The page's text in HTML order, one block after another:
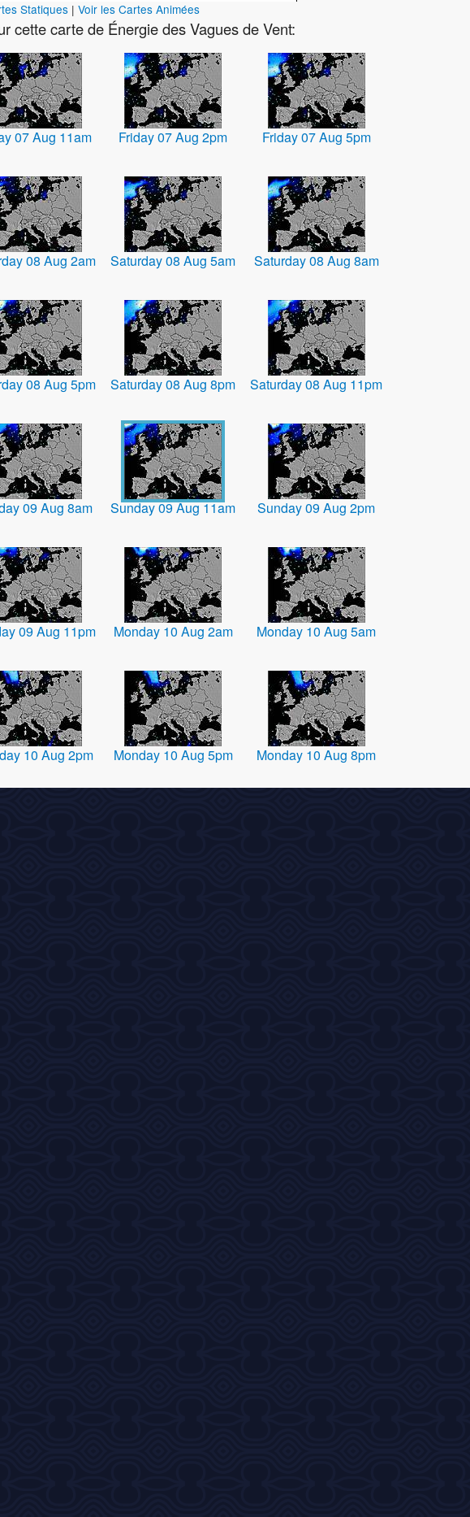
Statiques | Voir les Cartes Animées
cette carte de Énergie des Vagues de Vent:
07 Aug 11am Friday 07 Aug 2pm Friday 07 Aug 5pm
08 Aug 2am Saturday 08 Aug 5am Saturday 08 Aug 8am
08 Aug 5pm Saturday 08 Aug 8pm Saturday 08 Aug 11pm
09 Aug 8am Sunday 09 Aug 11am Sunday 09 Aug 2pm
09 Aug 11pm Monday 10 Aug 2am Monday 10 Aug 5am
10 Aug 2pm Monday 10 Aug 5pm Monday 10 Aug 8pm